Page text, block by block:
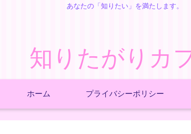
あなたの「知りたい」を満たします。
知りたがりカ
ホーム プライバシーポリシー